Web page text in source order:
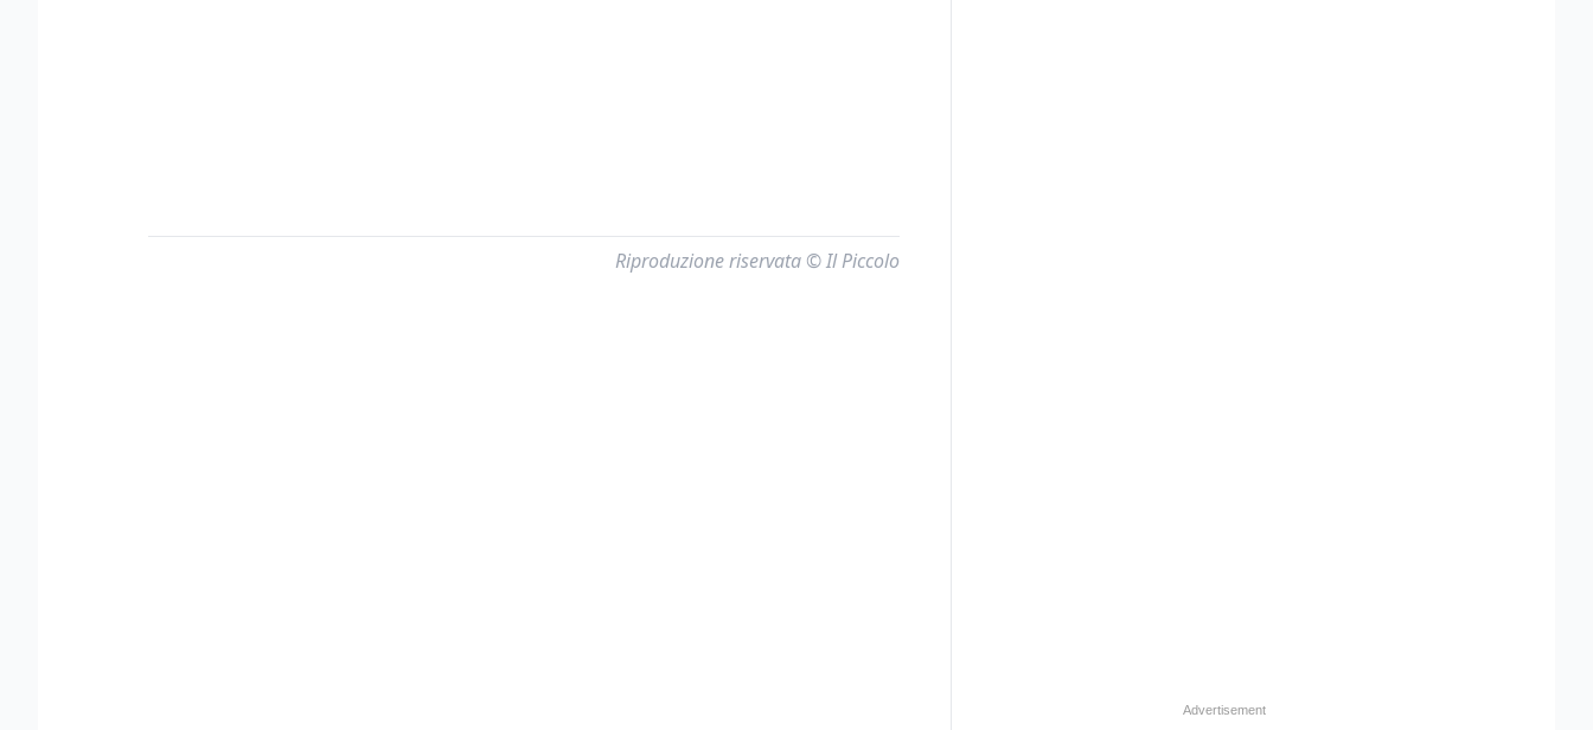
Riproduzione riservata © Il Piccolo